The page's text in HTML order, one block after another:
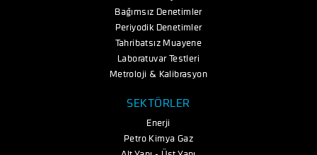
Bağımsız Denetimler
Periyodik Denetimler
Tahribatsız Muayene
Laboratuvar Testleri
Metroloji & Kalibrasyon
SEKTÖRLER
Enerji
Petro Kimya Gaz